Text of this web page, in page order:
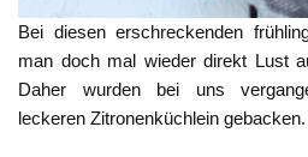
Bei diesen erschreckenden
man doch mal wieder direkt Lust
Daher wurden bei uns
leckeren Zitronenküchlein gebacken.